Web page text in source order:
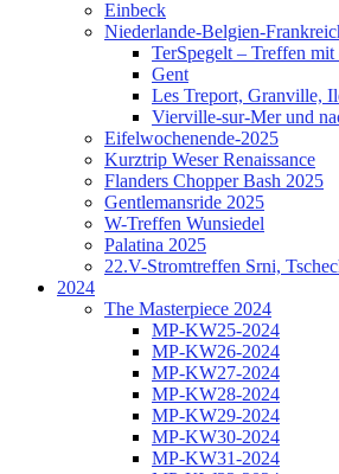
Einbeck
Niederlande-Belgien-
TerSpegelt – Treffen
Gent
Les Treport, Granville,
Vierville-sur-Mer und
Eifelwochenende-2025
Kurztrip Weser Renaissance
Flanders Chopper Bash 2025
Gentlemansride 2025
W-Treffen Wunsiedel
Palatina 2025
22.V-Stromtreffen Srni,
2024
The Masterpiece 2024
MP-KW25-2024
MP-KW26-2024
MP-KW27-2024
MP-KW28-2024
MP-KW29-2024
MP-KW30-2024
MP-KW31-2024